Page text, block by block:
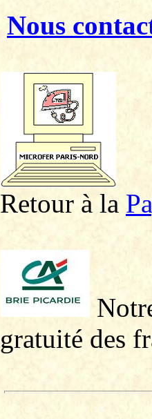
Nous
Retour à la P
gratuité des